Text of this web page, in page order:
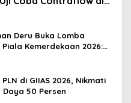
Deru Buka Lomba
Kemerdekaan 2026:
dan Kedisiplinan
di GIIAS 2026, Nikmati
50 Persen